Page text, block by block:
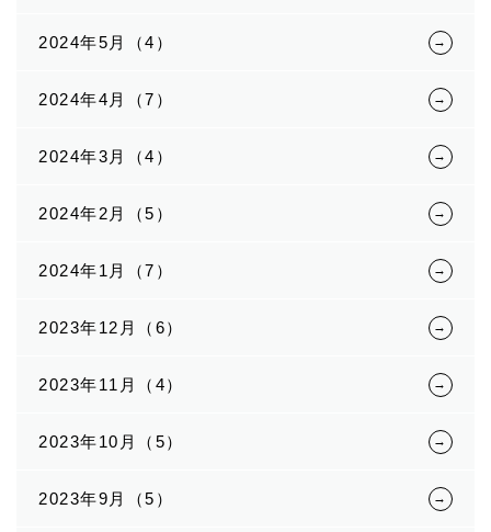
2024年5月（4）
2024年4月（7）
2024年3月（4）
2024年2月（5）
2024年1月（7）
2023年12月（6）
2023年11月（4）
2023年10月（5）
2023年9月（5）